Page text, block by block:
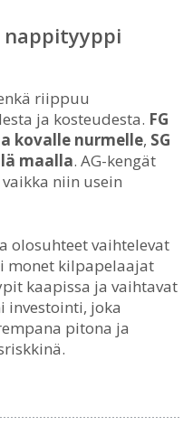
nappityyppi
riippuu
ja kosteudesta. FG
kovalle nurmelle, SG
maalla. AG-kengät
niin usein
olosuhteet vaihtelevat
monet kilpapelaajat
kaapissa ja vaihtavat
investointi, joka
pitona ja